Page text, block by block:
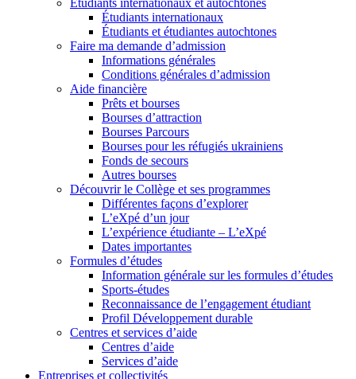
Étudiants internationaux
Étudiants et étudiantes autochtones
Faire ma demande d’admission
Informations générales
Conditions générales d’admission
Aide financière
Prêts et bourses
Bourses d’attraction
Bourses Parcours
Bourses pour les réfugiés ukrainiens
Fonds de secours
Autres bourses
Découvrir le Collège et ses programmes
Différentes façons d’explorer
L’eXpé d’un jour
L’expérience étudiante – L’eXpé
Dates importantes
Formules d’études
Information générale sur les formules d’études
Sports-études
Reconnaissance de l’engagement étudiant
Profil Développement durable
Centres et services d’aide
Centres d’aide
Services d’aide
Entreprises et collectivités